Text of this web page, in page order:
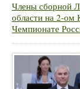
Члены сборной
области на 2-ом
Чемпионате